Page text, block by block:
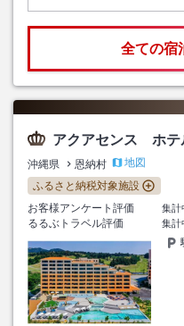
全ての宿
アクアセンス ホ
沖縄県 恩納村
地図
ふるさと納税対象施設
お客様アンケート評価
集計
るるぶトラベル評価
集計